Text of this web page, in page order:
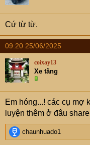
Cứ từ từ.
09:20 25/06/2025
coixay13
Xe tăng
Em hóng...! các cụ mợ
luyện thêm ở đâu
R
e
chaunhuado1